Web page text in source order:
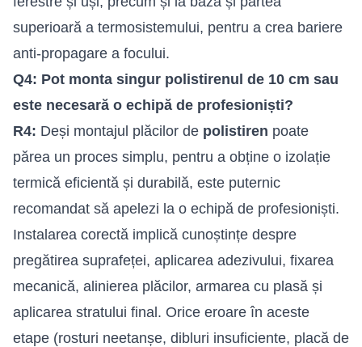
superioară a termosistemului, pentru a crea bariere
anti-propagare a focului.
Q4: Pot monta singur polistirenul de 10 cm sau
este necesară o echipă de profesioniști?
R4: Deși montajul plăcilor de polistiren poate
părea un proces simplu, pentru a obține o izolație
termică eficientă și durabilă, este puternic
recomandat să apelezi la o echipă de profesioniști.
Instalarea corectă implică cunoștințe despre
pregătirea suprafeței, aplicarea adezivului, fixarea
mecanică, alinierea plăcilor, armarea cu plasă și
aplicarea stratului final. Orice eroare în aceste
etape (rosturi neetanșe, dibluri insuficiente, placă de